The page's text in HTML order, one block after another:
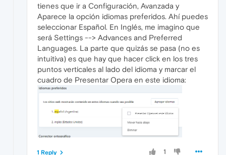
tienes que ir a Configuración, Avanzada y
Aparece la opción idiomas preferidos. Ahí puedes
seleccionar Español. En Inglés, me imagino que
será Settings --> Advances and Preferred
Languages. La parte que quizás se pasa (no es
intuitiva) es que hay que hacer click en los tres
puntos verticales al lado del idioma y marcar el
cuadro de Presentar Opera en este idioma:
1
1 Reply